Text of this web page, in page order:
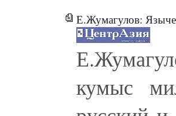
Е.Жумагулов: Языческая
кумыс